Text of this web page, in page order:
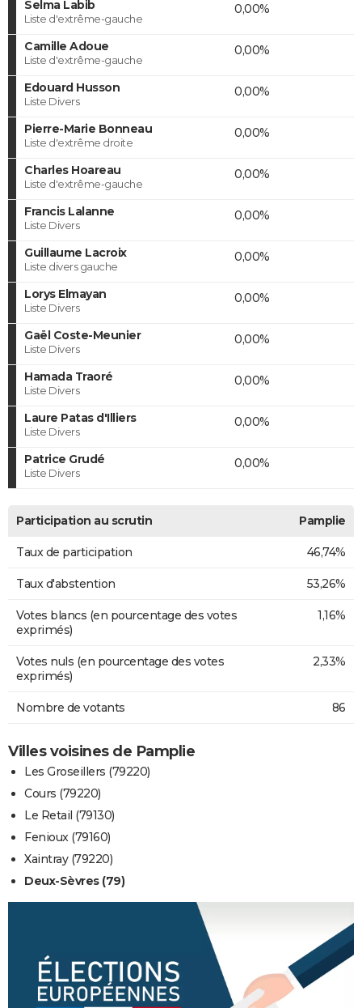
Selma Labib
Liste d'extrême-gauche
0,00%
Camille Adoue
Liste d'extrême-gauche
0,00%
Edouard Husson
Liste Divers
0,00%
Pierre-Marie Bonneau
Liste d'extrême droite
0,00%
Charles Hoareau
Liste d'extrême-gauche
0,00%
Francis Lalanne
Liste Divers
0,00%
Guillaume Lacroix
Liste divers gauche
0,00%
Lorys Elmayan
Liste Divers
0,00%
Gaël Coste-Meunier
Liste Divers
0,00%
Hamada Traoré
Liste Divers
0,00%
Laure Patas d'Illiers
Liste Divers
0,00%
Patrice Grudé
Liste Divers
0,00%
Participation au scrutin Pamplie
Taux de participation 46,74%
Taux d'abstention 53,26%
Votes blancs (en pourcentage des votes
exprimés)
1,16%
Votes nuls (en pourcentage des votes
exprimés)
2,33%
Nombre de votants 86
Villes voisines de Pamplie
Les Groseillers (79220)
Cours (79220)
Le Retail (79130)
Fenioux (79160)
Xaintray (79220)
Deux-Sèvres (79)